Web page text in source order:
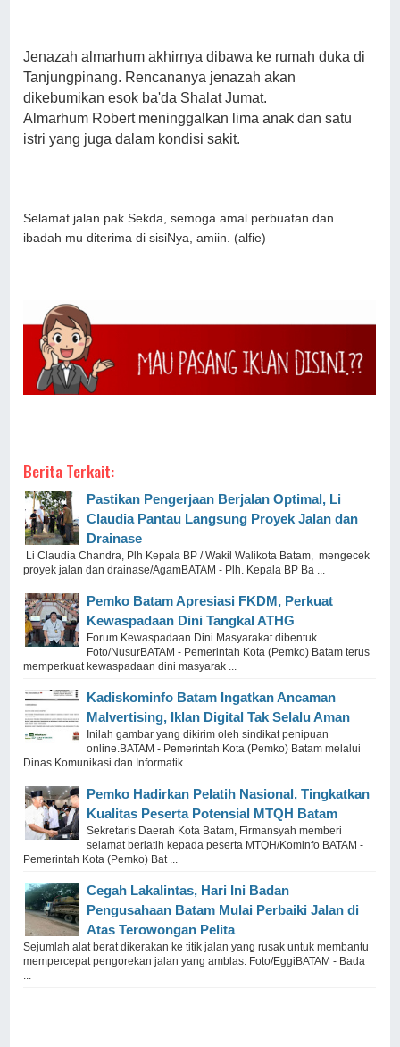
Jenazah almarhum akhirnya dibawa ke rumah duka di
Tanjungpinang. Rencananya jenazah akan
dikebumikan esok ba'da Shalat Jumat.
Almarhum Robert meninggalkan lima anak dan satu
istri yang juga dalam kondisi sakit.
Selamat jalan pak Sekda, semoga amal perbuatan dan
ibadah mu diterima di sisiNya, amiin. (alfie)
Berita Terkait:
Pastikan Pengerjaan Berjalan Optimal, Li
Claudia Pantau Langsung Proyek Jalan dan
Drainase
Li Claudia Chandra, Plh Kepala BP / Wakil Walikota Batam, mengecek
proyek jalan dan drainase/AgamBATAM - Plh. Kepala BP Ba ...
Pemko Batam Apresiasi FKDM, Perkuat
Kewaspadaan Dini Tangkal ATHG
Forum Kewaspadaan Dini Masyarakat dibentuk.
Foto/NusurBATAM - Pemerintah Kota (Pemko) Batam terus
memperkuat kewaspadaan dini masyarak ...
Kadiskominfo Batam Ingatkan Ancaman
Malvertising, Iklan Digital Tak Selalu Aman
Inilah gambar yang dikirim oleh sindikat penipuan
online.BATAM - Pemerintah Kota (Pemko) Batam melalui
Dinas Komunikasi dan Informatik ...
Pemko Hadirkan Pelatih Nasional, Tingkatkan
Kualitas Peserta Potensial MTQH Batam
Sekretaris Daerah Kota Batam, Firmansyah memberi
selamat berlatih kepada peserta MTQH/Kominfo BATAM -
Pemerintah Kota (Pemko) Bat ...
Cegah Lakalintas, Hari Ini Badan
Pengusahaan Batam Mulai Perbaiki Jalan di
Atas Terowongan Pelita
Sejumlah alat berat dikerakan ke titik jalan yang rusak untuk membantu
mempercepat pengorekan jalan yang amblas. Foto/EggiBATAM - Bada
...